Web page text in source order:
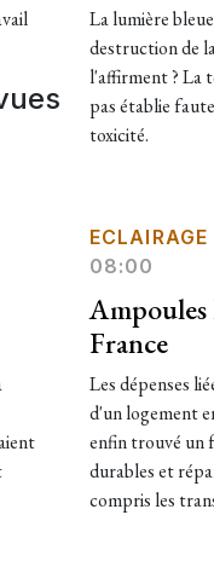
La lumière
destruction de
l'affirment ? La
pas établie
toxicité.
08:00
France
Les dépenses
d'un logement
enfin trouvé un
durables et
compris les